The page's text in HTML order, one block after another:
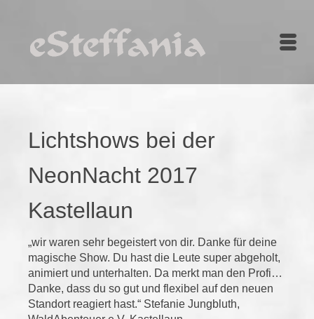
Lichtshows bei der
NeonNacht 2017
Kastellaun
„wir waren sehr begeistert von dir. Danke für deine
magische Show. Du hast die Leute super abgeholt,
animiert und unterhalten. Da merkt man den Profi…
Danke, dass du so gut und flexibel auf den neuen
Standort reagiert hast.“ Stefanie Jungbluth,